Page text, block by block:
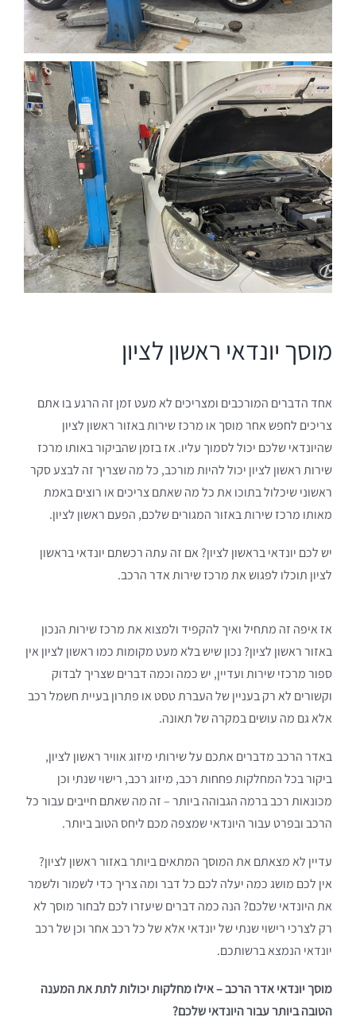
מוסך יונדאי ראשון לציון
אחד הדברים המורכבים ומצריכים לא מעט זמן זה הרגע בו אתם
צריכים לחפש אחר מוסך או מרכז שירות באזור ראשון לציון
שהיונדאי שלכם יכול לסמוך עליו. אז בזמן שהביקור באותו מרכז
שירות ראשון לציון יכול להיות מורכב, כל מה שצריך זה לבצע סקר
ראשוני שיכלול בתוכו את כל מה שאתם צריכים או רוצים באמת
מאותו מרכז שירות באזור המגורים שלכם, הפעם ראשון לציון.
יש לכם יונדאי בראשון לציון? אם זה עתה רכשתם יונדאי בראשון
לציון תוכלו לפגוש את מרכז שירות אדר הרכב.
אז איפה זה מתחיל ואיך להקפיד ולמצוא את מרכז שירות הנכון
באזור ראשון לציון? נכון שיש בלא מעט מקומות כמו ראשון לציון אין
ספור מרכזי שירות ועדיין, יש כמה וכמה דברים שצריך לבדוק
וקשורים לא רק בעניין של העברת טסט או פתרון בעיית חשמל רכב
אלא גם מה עושים במקרה של תאונה.
באדר הרכב מדברים אתכם על שירותי מיזוג אוויר ראשון לציון,
ביקור בכל המחלקות פחחות רכב, מיזוג רכב, רישוי שנתי וכן
מכונאות רכב ברמה הגבוהה ביותר – זה מה שאתם חייבים עבור כל
הרכב ובפרט עבור היונדאי שמצפה מכם ליחס הטוב ביותר.
עדיין לא מצאתם את המוסך המתאים ביותר באזור ראשון לציון?
אין לכם מושג כמה יעלה לכם כל דבר ומה צריך כדי לשמור ולשמר
את היונדאי שלכם? הנה כמה דברים שיעזרו לכם לבחור מוסך לא
רק לצרכי רישוי שנתי של יונדאי אלא של כל רכב אחר וכן של רכב
יונדאי הנמצא ברשותכם.
מוסך יונדאי אדר הרכב – אילו מחלקות יכולות לתת את המענה
הטובה ביותר עבור היונדאי שלכם?